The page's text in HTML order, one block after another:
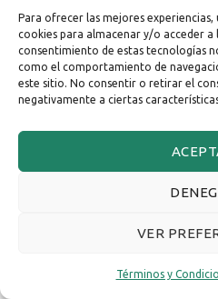
Para ofrecer las mejores
cookies para almacenar y/o acceder
consentimiento de estas tecnologías
como el comportamiento de
este sitio. No consentir o retirar el
negativamente a ciertas
VER
Términos y